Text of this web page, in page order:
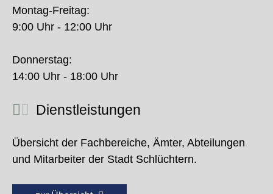
Montag-Freitag:
9:00 Uhr - 12:00 Uhr
Donnerstag:
14:00 Uhr - 18:00 Uhr
Dienstleistungen
Übersicht der Fachbereiche, Ämter, Abteilungen
und Mitarbeiter der Stadt Schlüchtern.